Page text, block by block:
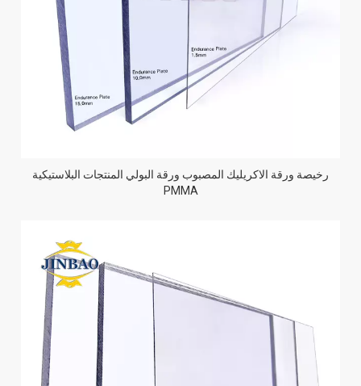
رخيصة ورقة الاكريليك المصبوب ورقة البولي المنتجات البلاستيكية
PMMA